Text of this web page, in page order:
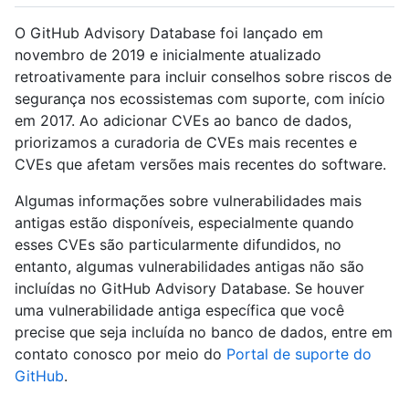
O GitHub Advisory Database foi lançado em
novembro de 2019 e inicialmente atualizado
retroativamente para incluir conselhos sobre riscos de
segurança nos ecossistemas com suporte, com início
em 2017. Ao adicionar CVEs ao banco de dados,
priorizamos a curadoria de CVEs mais recentes e
CVEs que afetam versões mais recentes do software.
Algumas informações sobre vulnerabilidades mais
antigas estão disponíveis, especialmente quando
esses CVEs são particularmente difundidos, no
entanto, algumas vulnerabilidades antigas não são
incluídas no GitHub Advisory Database. Se houver
uma vulnerabilidade antiga específica que você
precise que seja incluída no banco de dados, entre em
contato conosco por meio do Portal de suporte do
GitHub.